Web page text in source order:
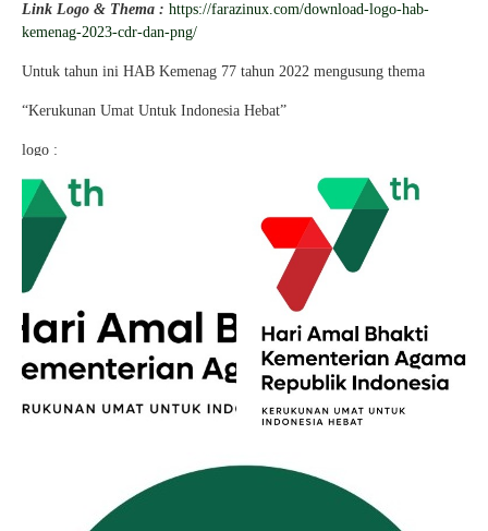
Link Logo & Thema : https://farazinux.com/download-logo-hab-
kemenag-2023-cdr-dan-png/
Untuk tahun ini HAB Kemenag 77 tahun 2022 mengusung thema
“Kerukunan Umat Untuk Indonesia Hebat”
logo :